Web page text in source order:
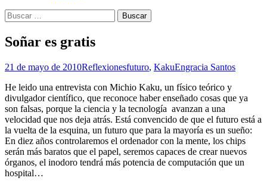
Buscar:
Soñar es gratis
21 de mayo de 2010Reflexionesfuturo, KakuEngracia Santos
He leido una entrevista con Michio Kaku, un físico teórico y
divulgador científico, que reconoce haber enseñado cosas que ya
son falsas, porque la ciencia y la tecnología avanzan a una
velocidad que nos deja atrás. Está convencido de que el futuro está a
la vuelta de la esquina, un futuro que para la mayoría es un sueño:
En diez años controlaremos el ordenador con la mente, los chips
serán más baratos que el papel, seremos capaces de crear nuevos
órganos, el inodoro tendrá más potencia de computación que un
hospital…